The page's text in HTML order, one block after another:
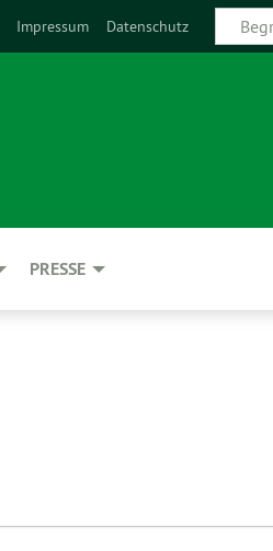
Impressum Datenschutz
PRESSE